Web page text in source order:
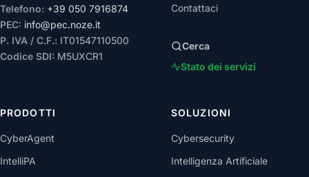
Telefono: +39 050 7916874
PEC: info@pec.noze.it
P. IVA / C.F.: IT01547110500
Codice SDI: M5UXCR1
Contattaci
Cerca
Stato dei servizi
PRODOTTI
CyberAgent
IntelliPA
SOLUZIONI
Cybersecurity
Intelligenza Artificiale